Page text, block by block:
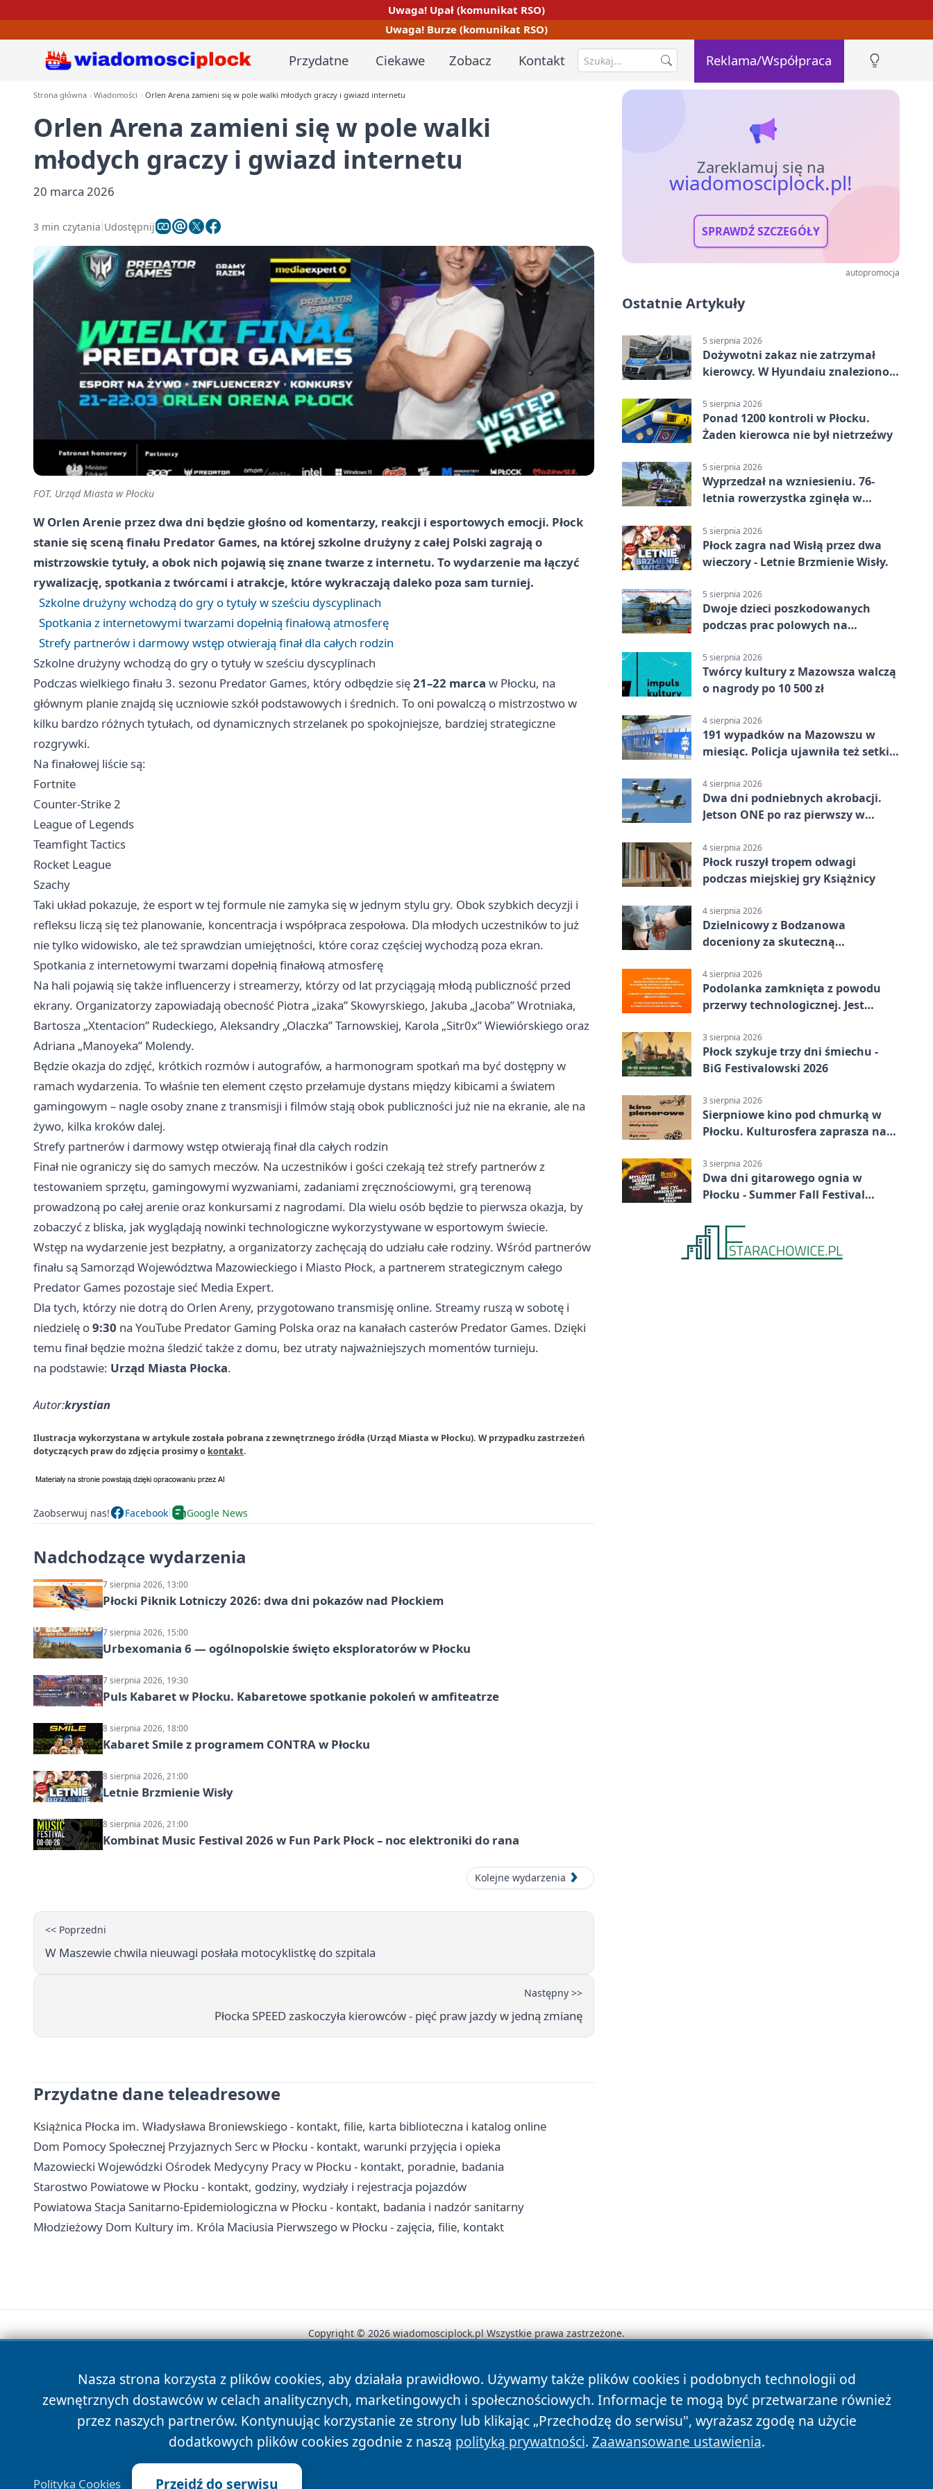
Uwaga! Upał (komunikat RSO)
Uwaga! Burze (komunikat RSO)
Przydatne Ciekawe Zobacz Kontakt Reklama/Współpraca
Strona główna Wiadomości Orlen Arena zamieni się w pole walki młodych graczy i gwiazd internetu
Orlen Arena zamieni się w pole walki
młodych graczy i gwiazd internetu
20 marca 2026
3 min czytania Udostępnij
FOT. Urząd Miasta w Płocku
W Orlen Arenie przez dwa dni będzie głośno od komentarzy, reakcji i esportowych emocji. Płock
stanie się sceną finału Predator Games, na której szkolne drużyny z całej Polski zagrają o
mistrzowskie tytuły, a obok nich pojawią się znane twarze z internetu. To wydarzenie ma łączyć
rywalizację, spotkania z twórcami i atrakcje, które wykraczają daleko poza sam turniej.
Szkolne drużyny wchodzą do gry o tytuły w sześciu dyscyplinach
Spotkania z internetowymi twarzami dopełnią finałową atmosferę
Strefy partnerów i darmowy wstęp otwierają finał dla całych rodzin
Szkolne drużyny wchodzą do gry o tytuły w sześciu dyscyplinach
Podczas wielkiego finału 3. sezonu Predator Games, który odbędzie się21–22 marca w Płocku, na
głównym planie znajdą się uczniowie szkół podstawowych i średnich. To oni powalczą o mistrzostwo w
kilku bardzo różnych tytułach, od dynamicznych strzelanek po spokojniejsze, bardziej strategiczne
rozgrywki.
Na finałowej liście są:
Fortnite
Counter‑Strike 2
League of Legends
Teamfight Tactics
Rocket League
Szachy
Taki układ pokazuje, że esport w tej formule nie zamyka się w jednym stylu gry. Obok szybkich decyzji i
refleksu liczą się też planowanie, koncentracja i współpraca zespołowa. Dla młodych uczestników to już
nie tylko widowisko, ale też sprawdzian umiejętności, które coraz częściej wychodzą poza ekran.
Spotkania z internetowymi twarzami dopełnią finałową atmosferę
Na hali pojawią się także influencerzy i streamerzy, którzy od lat przyciągają młodą publiczność przed
ekrany. Organizatorzy zapowiadają obecność Piotra „izaka” Skowyrskiego, Jakuba „Jacoba” Wrotniaka,
Bartosza „Xtentacion” Rudeckiego, Aleksandry „Olaczka” Tarnowskiej, Karola „Sitr0x” Wiewiórskiego oraz
Adriana „Manoyeka” Molendy.
Będzie okazja do zdjęć, krótkich rozmów i autografów, a harmonogram spotkań ma być dostępny w
ramach wydarzenia. To właśnie ten element często przełamuje dystans między kibicami a światem
gamingowym – nagle osoby znane z transmisji i filmów stają obok publiczności już nie na ekranie, ale na
żywo, kilka kroków dalej.
Strefy partnerów i darmowy wstęp otwierają finał dla całych rodzin
Finał nie ograniczy się do samych meczów. Na uczestników i gości czekają też strefy partnerów z
testowaniem sprzętu, gamingowymi wyzwaniami, zadaniami zręcznościowymi, grą terenową
prowadzoną po całej arenie oraz konkursami z nagrodami. Dla wielu osób będzie to pierwsza okazja, by
zobaczyć z bliska, jak wyglądają nowinki technologiczne wykorzystywane w esportowym świecie.
Wstęp na wydarzenie jest bezpłatny, a organizatorzy zachęcają do udziału całe rodziny. Wśród partnerów
finału są Samorząd Województwa Mazowieckiego i Miasto Płock, a partnerem strategicznym całego
Predator Games pozostaje sieć Media Expert.
Dla tych, którzy nie dotrą do Orlen Areny, przygotowano transmisję online. Streamy ruszą w sobotę i
niedzielę o9:30 na YouTube Predator Gaming Polska oraz na kanałach casterów Predator Games. Dzięki
temu finał będzie można śledzić także z domu, bez utraty najważniejszych momentów turnieju.
na podstawie: Urząd Miasta Płocka.
Autor:krystian
Ilustracja wykorzystana w artykule została pobrana z zewnętrznego źródła (Urząd Miasta w Płocku). W przypadku zastrzeżeń
dotyczących praw do zdjęcia prosimy o kontakt.
Zaobserwuj nas! Facebook Google News
Nadchodzące wydarzenia
7 sierpnia 2026, 13:00
Płocki Piknik Lotniczy 2026: dwa dni pokazów nad Płockiem
7 sierpnia 2026, 15:00
Urbexomania 6 — ogólnopolskie święto eksploratorów w Płocku
7 sierpnia 2026, 19:30
Puls Kabaret w Płocku. Kabaretowe spotkanie pokoleń w amfiteatrze
8 sierpnia 2026, 18:00
Kabaret Smile z programem CONTRA w Płocku
8 sierpnia 2026, 21:00
Letnie Brzmienie Wisły
8 sierpnia 2026, 21:00
Kombinat Music Festival 2026 w Fun Park Płock – noc elektroniki do rana
Kolejne wydarzenia
<< Poprzedni
W Maszewie chwila nieuwagi posłała motocyklistkę do szpitala
Następny >>
Płocka SPEED zaskoczyła kierowców - pięć praw jazdy w jedną zmianę
Przydatne dane teleadresowe
Książnica Płocka im. Władysława Broniewskiego - kontakt, filie, karta biblioteczna i katalog online
Dom Pomocy Społecznej Przyjaznych Serc w Płocku - kontakt, warunki przyjęcia i opieka
Mazowiecki Wojewódzki Ośrodek Medycyny Pracy w Płocku - kontakt, poradnie, badania
Starostwo Powiatowe w Płocku - kontakt, godziny, wydziały i rejestracja pojazdów
Powiatowa Stacja Sanitarno-Epidemiologiczna w Płocku - kontakt, badania i nadzór sanitarny
Młodzieżowy Dom Kultury im. Króla Maciusia Pierwszego w Płocku - zajęcia, filie, kontakt
Zareklamuj się na
wiadomosciplock.pl!
SPRAWDŹ SZCZEGÓŁY
autopromocja
Ostatnie Artykuły
5 sierpnia 2026
Dożywotni zakaz nie zatrzymał
kierowcy. W Hyundaiu znaleziono
5 sierpnia 2026
Ponad 1200 kontroli w Płocku.
Żaden kierowca nie był nietrzeźwy
5 sierpnia 2026
Wyprzedzał na wzniesieniu. 76-
letnia rowerzystka zginęła w
5 sierpnia 2026
Płock zagra nad Wisłą przez dwa
wieczory - Letnie Brzmienie Wisły.
5 sierpnia 2026
Dwoje dzieci poszkodowanych
podczas prac polowych na
5 sierpnia 2026
Twórcy kultury z Mazowsza walczą
o nagrody po 10 500 zł
4 sierpnia 2026
191 wypadków na Mazowszu w
miesiąc. Policja ujawniła też setki
4 sierpnia 2026
Dwa dni podniebnych akrobacji.
Jetson ONE po raz pierwszy w
4 sierpnia 2026
Płock ruszył tropem odwagi
podczas miejskiej gry Książnicy
4 sierpnia 2026
Dzielnicowy z Bodzanowa
doceniony za skuteczną
4 sierpnia 2026
Podolanka zamknięta z powodu
przerwy technologicznej. Jest
3 sierpnia 2026
Płock szykuje trzy dni śmiechu -
BiG Festivalowski 2026
3 sierpnia 2026
Sierpniowe kino pod chmurką w
Płocku. Kulturosfera zaprasza na
3 sierpnia 2026
Dwa dni gitarowego ognia w
Płocku - Summer Fall Festival
Nasza strona korzysta z plików cookies, aby działała prawidłowo. Używamy także plików cookies i podobnych technologii od
zewnętrznych dostawców w celach analitycznych, marketingowych i społecznościowych. Informacje te mogą być przetwarzane również
przez naszych partnerów. Kontynuując korzystanie ze strony lub klikając „Przechodzę do serwisu", wyrażasz zgodę na użycie
dodatkowych plików cookies zgodnie z naszą polityką prywatności. Zaawansowane ustawienia.
Polityka Cookies Przejdź do serwisu
Copyright © 2026 wiadomosciplock.pl Wszystkie prawa zastrzeżone.
News Autorzy Polityka Prywatności Polityka Cookies